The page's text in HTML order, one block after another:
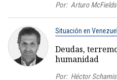
Por: Arturo McFields
Situación en
Deudas,
humanidad
Por: Héctor Schamis